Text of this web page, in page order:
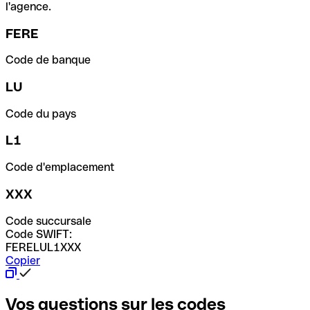
l'agence.
FERE
Code de banque
LU
Code du pays
L1
Code d'emplacement
XXX
Code succursale
Code SWIFT:
FERELUL1XXX
Copier
Vos questions sur les codes